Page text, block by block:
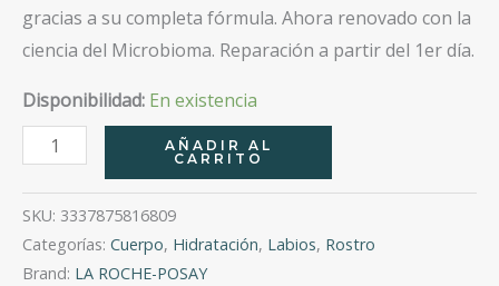
gracias a su completa fórmula. Ahora renovado con la
ciencia del Microbioma. Reparación a partir del 1er día.
Disponibilidad: En existencia
Cicaplast
Baume
B5
40Ml
cantidad
AÑADIR AL
CARRITO
SKU: 3337875816809
Categorías: Cuerpo, Hidratación, Labios, Rostro
Brand: LA ROCHE-POSAY